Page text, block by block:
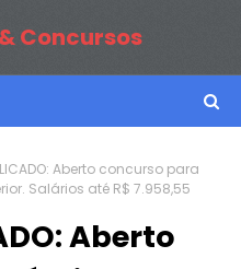
Concursos
Aberto concurso para
Salários até R$ 7.958,55
Aberto